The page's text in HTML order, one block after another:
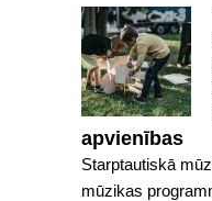
apvienības
Starptautiskā
mūzikas